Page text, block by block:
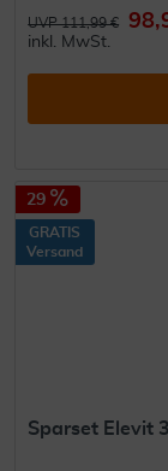
UVP 111,99 €
inkl. MwSt.
29
GRATIS
Versand
Sparset Elevit